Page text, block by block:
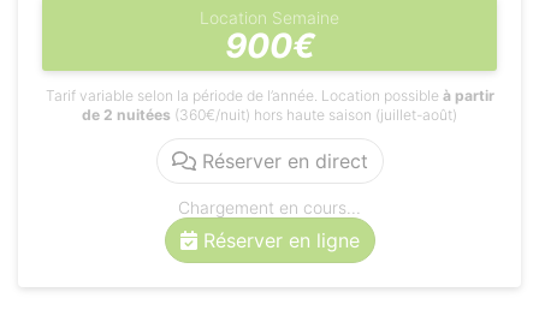
Location Semaine
900€
Tarif variable selon la période de l’année. Location possible à partir
de 2 nuitées (360€/nuit) hors haute saison (juillet-août)
Réserver en direct
Chargement en cours...
Réserver en ligne